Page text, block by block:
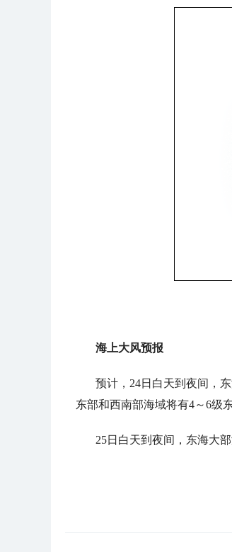
海上大风预报
预计，24日白天到夜间，
东部和西南部海域将有4～6级
25日白天到夜间，东海大